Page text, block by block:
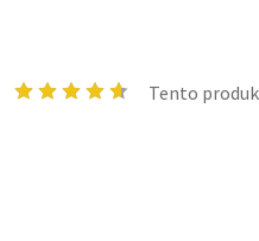
Tento